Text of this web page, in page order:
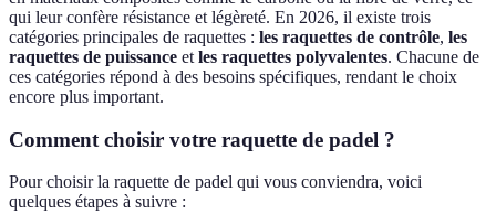
qui leur confère résistance et légèreté. En 2026, il existe trois
catégories principales de raquettes : les raquettes de contrôle, les
raquettes de puissance et les raquettes polyvalentes. Chacune de
ces catégories répond à des besoins spécifiques, rendant le choix
encore plus important.
Comment choisir votre raquette de padel ?
Pour choisir la raquette de padel qui vous conviendra, voici
quelques étapes à suivre :